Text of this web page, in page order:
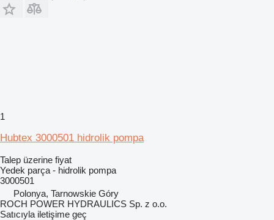
1
Hubtex 3000501 hidrolik pompa
Talep üzerine fiyat
Yedek parça - hidrolik pompa
3000501
Polonya, Tarnowskie Góry
ROCH POWER HYDRAULICS Sp. z o.o.
Satıcıyla iletişime geç